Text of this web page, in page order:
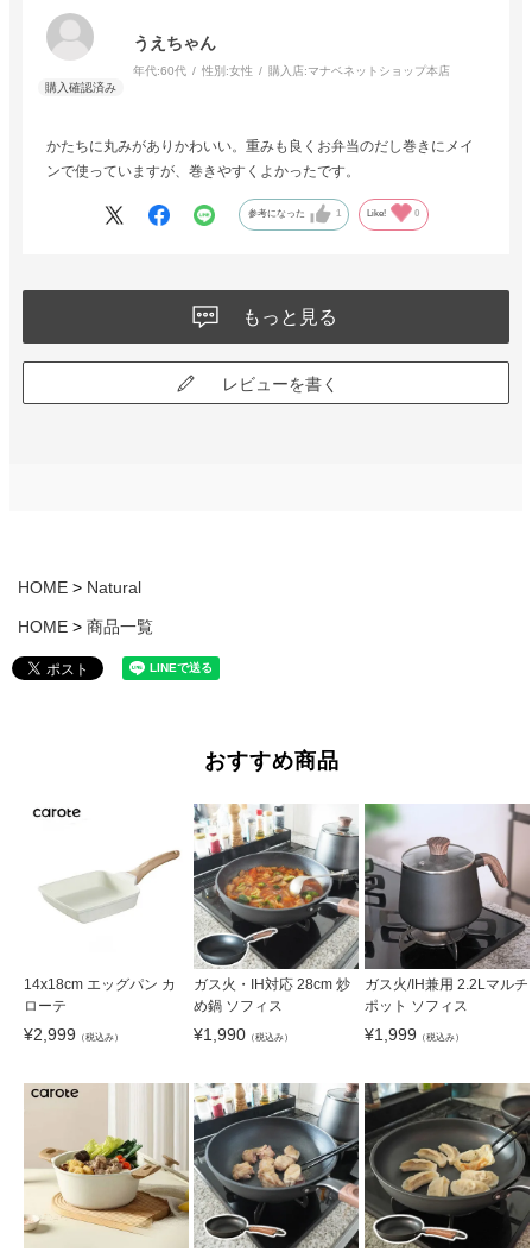
うえちゃん
年代:60代 性別:女性 購入店:マナベネットショップ本店
かたちに丸みがありかわいい。重みも良くお弁当のだし巻きにメイ
ンで使っていますが、巻きやすくよかったです。
参考になった 1 Like! 0
もっと見る
レビューを書く
HOME Natural
HOME 商品一覧
おすすめ商品
14x18cm エッグパン カ
ローテ
¥2,999 （税込み）
ガス火・IH対応 28cm 炒
め鍋 ソフィス
¥1,990 （税込み）
ガス火/IH兼用 2.2Lマルチ
ポット ソフィス
¥1,999 （税込み）